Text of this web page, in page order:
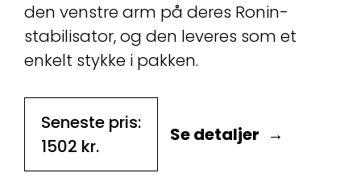
den venstre arm på deres Ronin-
stabilisator, og den leveres som et
enkelt stykke i pakken.
Seneste pris:
1502 kr.
Se detaljer